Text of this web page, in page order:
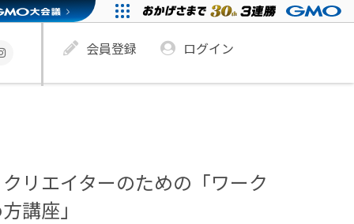
会員登録 ログイン
リエイターのための「ワーク
講座」